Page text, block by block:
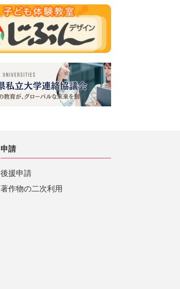
申請
後援申請
著作物の二次利用